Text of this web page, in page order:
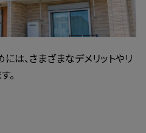
は、さまざまなデメリットやリ
。